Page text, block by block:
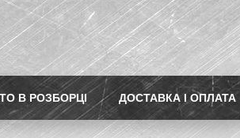
В РОЗБОРЦІ ДОСТАВКА І ОПЛАТА